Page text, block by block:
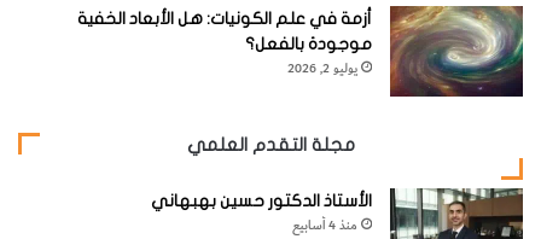
أزمة في علم الكونيات: هل الأبعاد الخفية
موجودة بالفعل؟
يوليو 2, 2026
مجلة التقدم العلمي
الأستاذ الدكتور حسين بهبهاني
منذ 4 أسابيع